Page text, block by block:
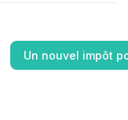
Un nouvel impôt